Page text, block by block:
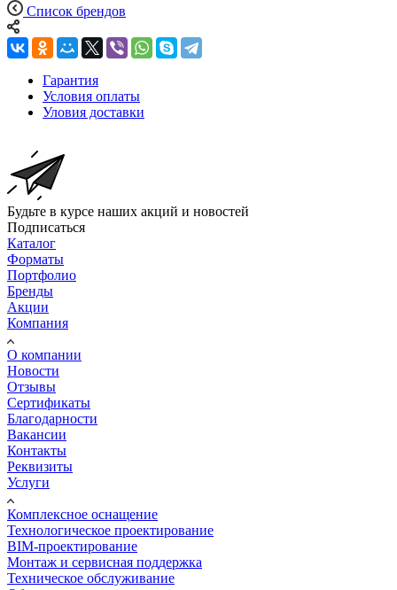
Список брендов
Гарантия
Условия оплаты
Уловия доставки
Будьте в курсе наших акций и новостей
Подписаться
Каталог
Форматы
Портфолио
Бренды
Акции
Компания
О компании
Новости
Отзывы
Сертификаты
Благодарности
Вакансии
Контакты
Реквизиты
Услуги
Комплексное оснащение
Технологическое проектирование
BIM-проектирование
Монтаж и сервисная поддержка
Техническое обслуживание